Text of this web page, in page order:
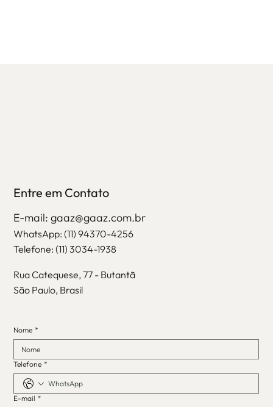
Entre em Contato
E-mail:gaaz@gaaz.com.br
WhatsApp: (11) 94370-4256
Telefone: (11) 3034-1938
Rua Catequese, 77 - Butantã
São Paulo, Brasil
Nome *
Telefone *
E-mail *